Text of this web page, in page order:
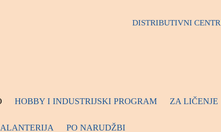
DISTRIBUTIVNI
HOBBY I INDUSTRIJSKI PROGRAM ZA LIČENJE
PO NARUDŽBI